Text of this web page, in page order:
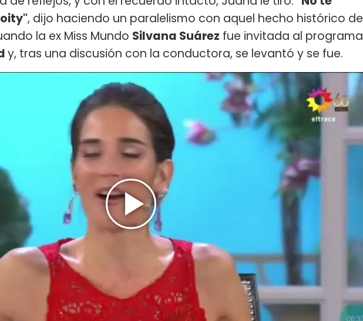
, dijo haciendo un paralelismo con aquel hecho histórico de
la ex Miss Mundo Silvana Suárez fue invitada al programa
y, tras una discusión con la conductora, se levantó y se fue.